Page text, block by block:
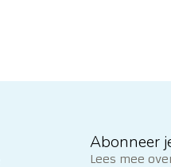
Abonneer
Lees mee